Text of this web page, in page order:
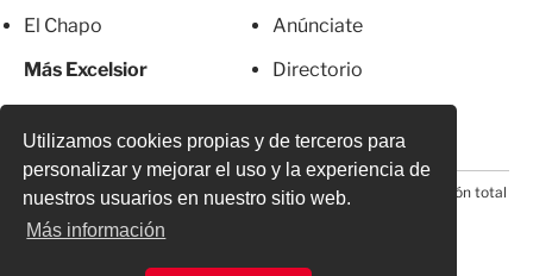
Utilizamos cookies propias y de terceros para
personalizar y mejorar el uso y la experiencia de
nuestros usuarios en nuestro sitio web.
Más información
El Chapo
Más Excelsior
Anúnciate
Directorio
© 2026 Todos los derechos reservados. Prohibida la reproducción total
o parcial, incluyendo cualquier medio electrónico*